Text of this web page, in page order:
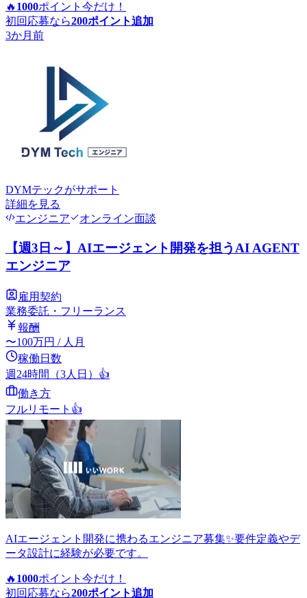
🔥 1000ポイント 今だけ！
初回応募なら200ポイント追加
3か月前
DYMテックがサポート
詳細を見る
エンジニア
オンライン面談
【週3日～】AIエージェント開発を担うAI AGENT
エンジニア
雇用契約
業務委託・フリーランス
報酬
〜100万円 / 人月
稼働日数
週24時間（3人日） 👍
働き方
フルリモート 👍
AIエージェント開発に携わるエンジニア募集✨要件定義やデ
ータ設計に経験が必要です。
🔥 1000ポイント 今だけ！
初回応募なら200ポイント追加